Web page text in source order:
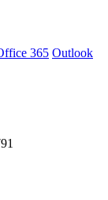
365 Outlook